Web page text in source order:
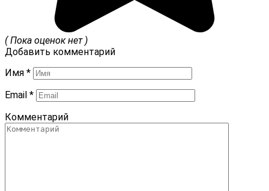
( Пока оценок нет )
Добавить комментарий
Имя *
Email *
Комментарий